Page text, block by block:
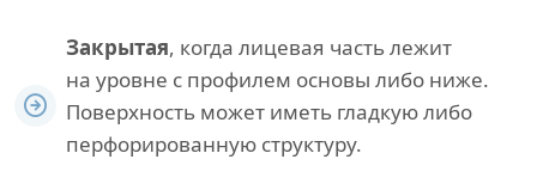
Закрытая, когда лицевая часть лежит
на уровне с профилем основы либо ниже.
Поверхность может иметь гладкую либо
перфорированную структуру.